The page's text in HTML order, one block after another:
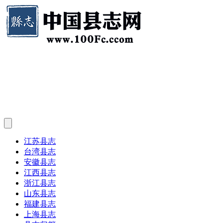
江苏县志
台湾县志
安徽县志
江西县志
浙江县志
山东县志
福建县志
上海县志